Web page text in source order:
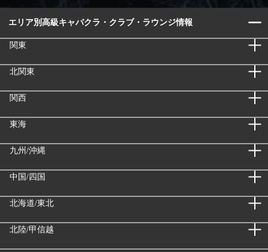
エリア別高級キャバクラ・クラブ・ラウンジ情報
関東
北関東
関西
東海
九州/沖縄
中国/四国
北海道/東北
北陸/甲信越